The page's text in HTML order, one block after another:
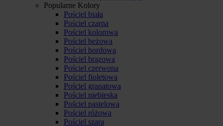
Popularne Kolory
Pościel biała
Pościel czarna
Pościel kolorowa
Pościel beżowa
Pościel bordowa
Pościel brązowa
Pościel czerwona
Pościel fioletowa
Pościel granatowa
Pościel niebieska
Pościel pastelowa
Pościel różowa
Pościel szara